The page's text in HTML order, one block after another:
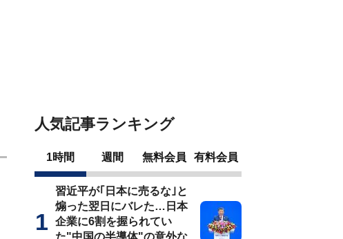
人気記事ランキング
1時間 週間 無料会員 有料会員
習近平が｢日本に売るな｣と
煽った翌日にバレた…日本
企業に6割を握られてい
た"中国の半導体"の意外な